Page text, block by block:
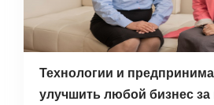
Технологии и
улучшить любой бизнес за